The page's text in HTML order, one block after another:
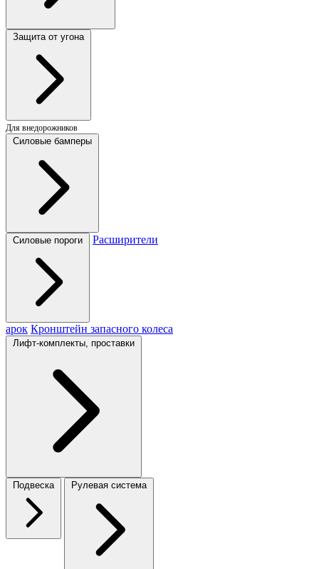
Защита от угона
Для внедорожников
Силовые бамперы
Силовые пороги Расширители
арок Кронштейн запасного колеса
Лифт-комплекты, проставки
Подвеска Рулевая система